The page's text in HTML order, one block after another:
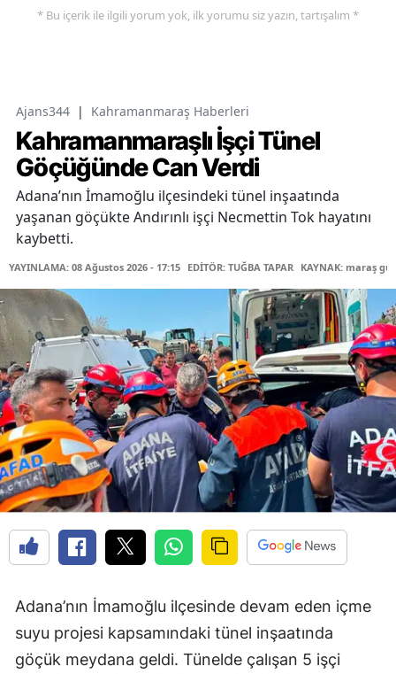
* Bu içerik ile ilgili yorum yok, ilk yorumu siz yazın, tartışalım *
Ajans344 | Kahramanmaraş Haberleri
Kahramanmaraşlı İşçi Tünel
Göçüğünde Can Verdi
Adana’nın İmamoğlu ilçesindeki tünel inşaatında
yaşanan göçükte Andırınlı işçi Necmettin Tok hayatını
kaybetti.
YAYINLAMA: 08 Ağustos 2026 - 17:15 EDİTÖR: TUĞBA TAPAR KAYNAK: maraş
Adana’nın İmamoğlu ilçesinde devam eden içme
suyu projesi kapsamındaki tünel inşaatında
göçük meydana geldi. Tünelde çalışan 5 işçi